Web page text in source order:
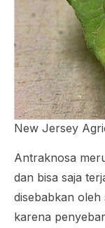
New Jersey
Antraknosa
dan bisa saja
disebabkan
karena